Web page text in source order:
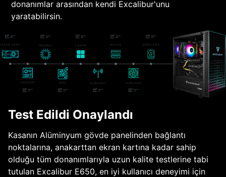
donanımlar arasından kendi Excalibur'unu
yaratabilirsin.
Test Edildi Onaylandı
Kasanın Alüminyum gövde panelinden bağlantı
noktalarına, anakarttan ekran kartına kadar sahip
olduğu tüm donanımlarıyla uzun kalite testlerine tabi
tutulan Excalibur E650, en iyi kullanıcı deneyimi için